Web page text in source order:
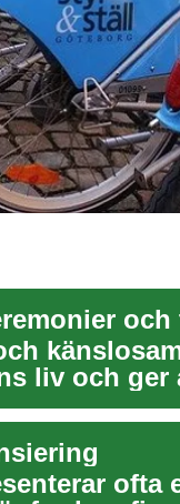
liv och ger
ofta